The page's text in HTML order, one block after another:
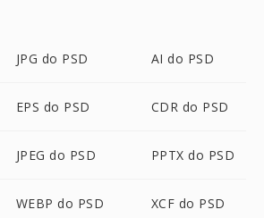
JPG do PSD AI do PSD
EPS do PSD CDR do PSD
JPEG do PSD PPTX do PSD
WEBP do PSD XCF do PSD